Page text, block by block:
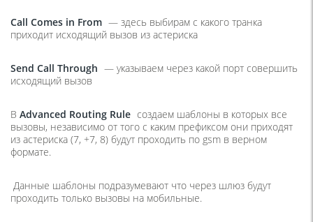
Call Comes in From — здесь выбирам с какого транка
приходит исходящий вызов из астериска
Send Call Through — указываем через какой порт совершить
исходящий вызов
В Advanced Routing Rule создаем шаблоны в которых все
вызовы, независимо от того с каким префиксом они приходят
из астериска (7, +7, 8) будут проходить по gsm в верном
формате.
Данные шаблоны подразумевают что через шлюз будут
проходить только вызовы на мобильные.